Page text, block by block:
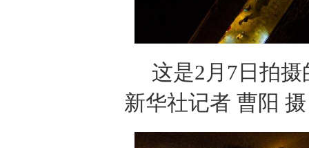
这是2月7日拍
新华社记者 曹阳 摄